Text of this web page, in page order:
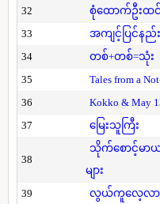
32
စုံထောက်ဦးထင်
33
အကျင့်ပြင်နည်
34
တစ်+တစ်=သုံး
35
Tales from a
36
Kokko & May
37
မြေးသူကြီး
38
သိုက်စောင့်မာ
များ
39 လွယ်ကူလေ့လာ